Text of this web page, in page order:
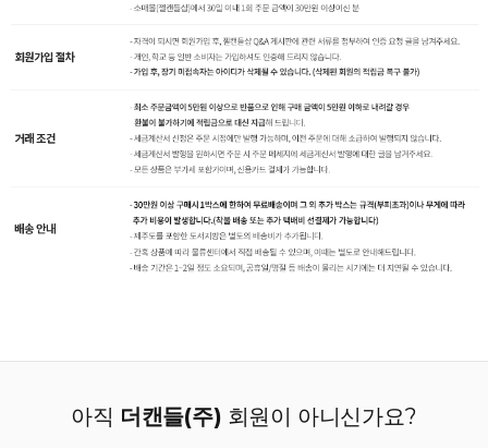
아직 더캔들(주) 회원이 아니신가요?